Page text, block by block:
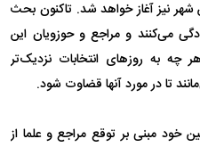
نیز آغاز خواهد شد. تاکنون بحث
می‌کنند و مراجع و حوزویان این
چه به روزهای انتخابات نزدیک‌تر
تا در مورد آنها قضاوت شود.
خود مبنی بر توقع مراجع و علما از